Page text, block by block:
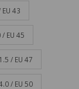
EU 43
/ EU 45
/ EU 47
/ EU 50